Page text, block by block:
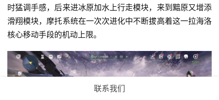
时猛调手感，后来进冰原加水上行走模块，来到黯原又增添
滑翔模块，摩托系统在一次次进化中不断拔高着这一拉海洛
核心移动手段的机动上限。
联系我们